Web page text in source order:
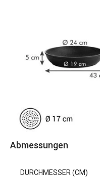
Abmessungen
DURCHMESSER (CM)